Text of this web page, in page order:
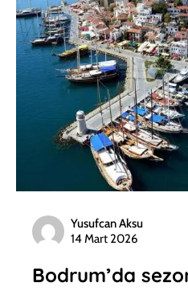
Yusufcan Aksu
14 Mart 2026
Bodrum’da